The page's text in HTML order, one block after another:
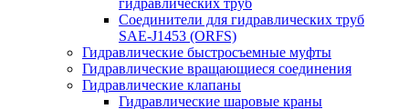
Соединители для гидравлических труб
SAE-J1453 (ORFS)
Гидравлические быстросъемные муфты
Гидравлические вращающиеся соединения
Гидравлические клапаны
Гидравлические шаровые краны